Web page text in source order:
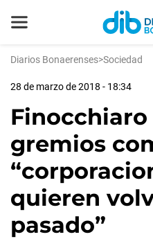
Diarios Bonaerenses>Sociedad
28 de marzo de 2018 - 18:34
gremios
quieren
pasado”